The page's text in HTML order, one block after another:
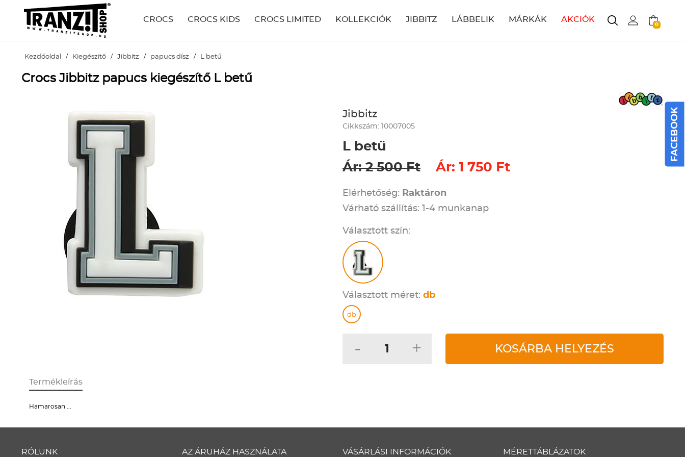
CROCS CROCS KIDS CROCS LIMITED KOLLEKCIÓK JIBBITZ LÁBBELIK MÁRKÁK AKCIÓK
0
Kezdőoldal / Kiegészítő / Jibbitz / papucs dísz / L betű
Crocs Jibbitz papucs kiegészítő L betű
Jibbitz
Cikkszám: 10007005
L betű
Ár: 2 500 Ft
Ár: 1 750 Ft
Elérhetőség: Raktáron
Várható szállítás: 1-4 munkanap
Választott szín:
Választott méret: db
db
- + KOSÁRBA HELYEZÉS
Termékleírás
Hamarosan ...
RÓLUNK AZ ÁRUHÁZ HASZNÁLATA VÁSÁRLÁSI INFORMÁCIÓK MÉRETTÁBLÁZATOK
FACEBOOK